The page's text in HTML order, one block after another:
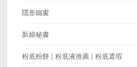
隱形鐵窗
新娘秘書
粉底粉餅 | 粉底液推薦 | 粉底遮瑕